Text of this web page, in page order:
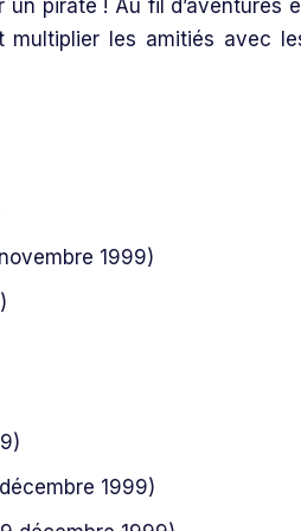
pirate ! Au fil d’aventures
multiplier les amitiés avec
1999)
1999)